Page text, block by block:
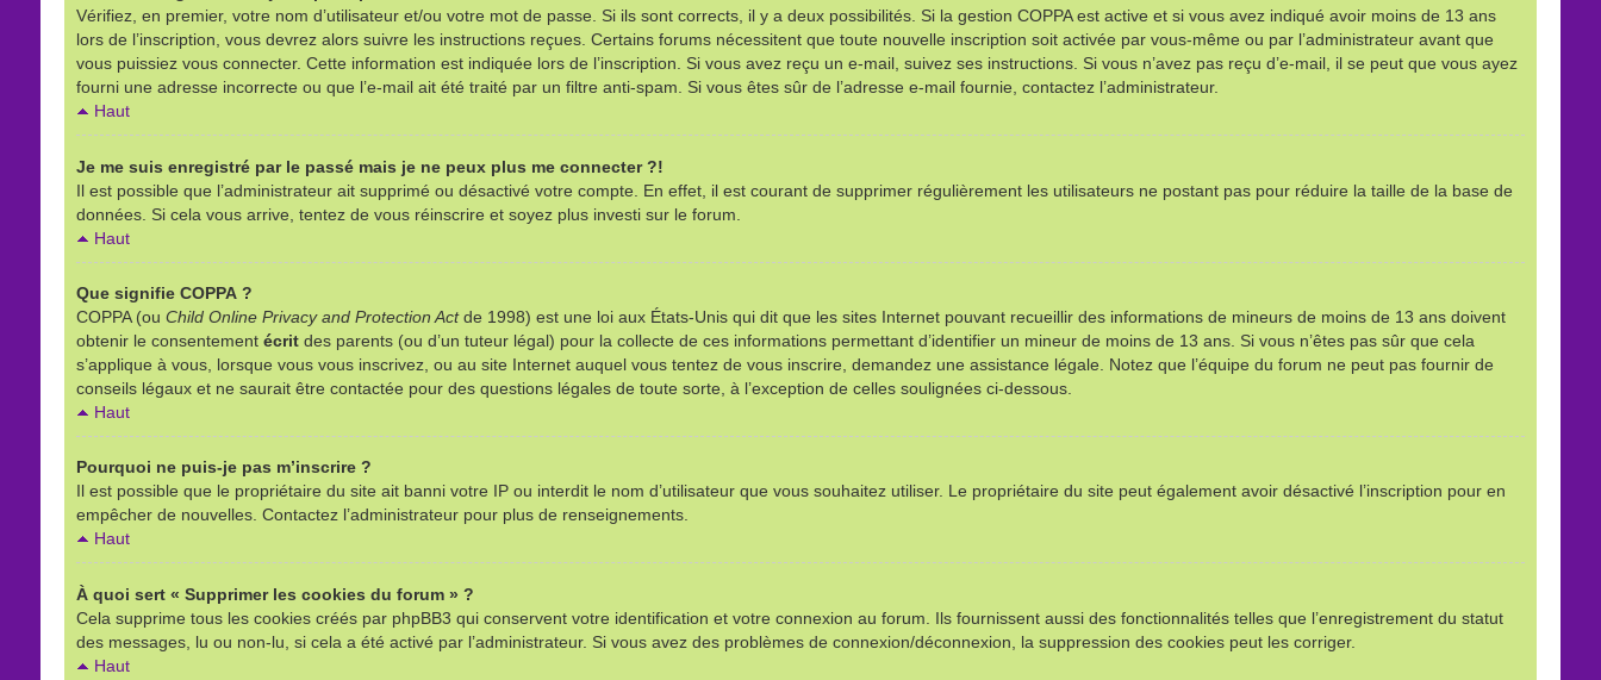
Vérifiez, en premier, votre nom d’utilisateur et/ou votre mot de passe. Si ils sont corrects, il y a deux possibilités. Si la gestion COPPA est active et si vous avez indiqué avoir moins de 13 ans
lors de l’inscription, vous devrez alors suivre les instructions reçues. Certains forums nécessitent que toute nouvelle inscription soit activée par vous-même ou par l’administrateur avant que
vous puissiez vous connecter. Cette information est indiquée lors de l’inscription. Si vous avez reçu un e-mail, suivez ses instructions. Si vous n’avez pas reçu d’e-mail, il se peut que vous ayez
fourni une adresse incorrecte ou que l’e-mail ait été traité par un filtre anti-spam. Si vous êtes sûr de l’adresse e-mail fournie, contactez l’administrateur.
Haut
Je me suis enregistré par le passé mais je ne peux plus me connecter ?!
Il est possible que l’administrateur ait supprimé ou désactivé votre compte. En effet, il est courant de supprimer régulièrement les utilisateurs ne postant pas pour réduire la taille de la base de
données. Si cela vous arrive, tentez de vous réinscrire et soyez plus investi sur le forum.
Haut
Que signifie COPPA ?
COPPA (ou Child Online Privacy and Protection Actde 1998) est une loi aux États-Unis qui dit que les sites Internet pouvant recueillir des informations de mineurs de moins de 13 ans doivent
obtenir le consentement écritdes parents (ou d’un tuteur légal) pour la collecte de ces informations permettant d’identifier un mineur de moins de 13 ans. Si vous n’êtes pas sûr que cela
s’applique à vous, lorsque vous vous inscrivez, ou au site Internet auquel vous tentez de vous inscrire, demandez une assistance légale. Notez que l’équipe du forum ne peut pas fournir de
conseils légaux et ne saurait être contactée pour des questions légales de toute sorte, à l’exception de celles soulignées ci-dessous.
Haut
Pourquoi ne puis-je pas m’inscrire ?
Il est possible que le propriétaire du site ait banni votre IP ou interdit le nom d’utilisateur que vous souhaitez utiliser. Le propriétaire du site peut également avoir désactivé l’inscription pour en
empêcher de nouvelles. Contactez l’administrateur pour plus de renseignements.
Haut
À quoi sert « Supprimer les cookies du forum » ?
Cela supprime tous les cookies créés par phpBB3 qui conservent votre identification et votre connexion au forum. Ils fournissent aussi des fonctionnalités telles que l’enregistrement du statut
des messages, lu ou non-lu, si cela a été activé par l’administrateur. Si vous avez des problèmes de connexion/déconnexion, la suppression des cookies peut les corriger.
Haut